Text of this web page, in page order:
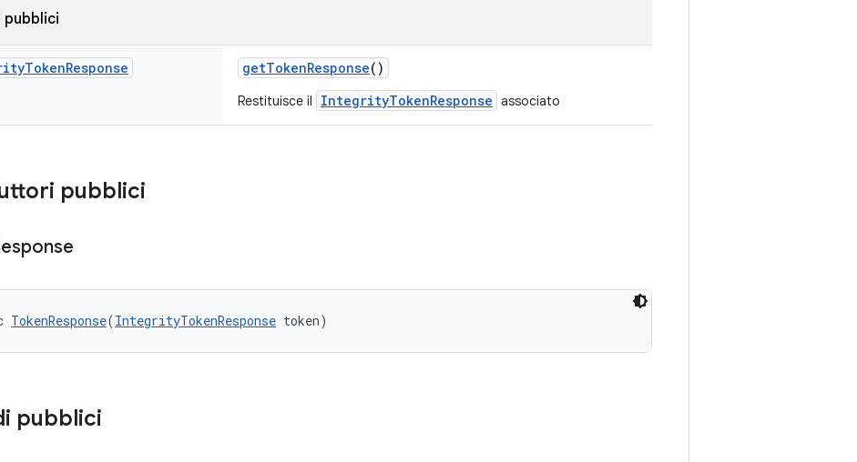
pubblici
TokenResponse getTokenResponse()
Restituisce il IntegrityTokenResponse associato
pubblici
TokenResponse(IntegrityTokenResponse token)
pubblici